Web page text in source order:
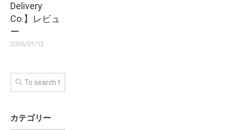
Delivery
Co.】レビュ
ー
2026/01/12
カテゴリー